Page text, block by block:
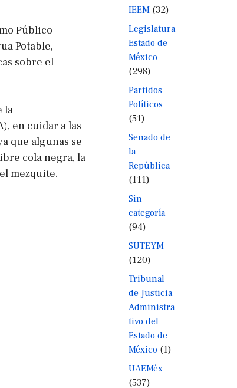
Público
Potable,
sobre el
la
en cuidar a las
que algunas se
cola negra, la
mezquite.
IEEM (32)
Legislatura
Estado de
México
(298)
Partidos
Políticos
(51)
Senado de
la
República
(111)
Sin
categoría
(94)
SUTEYM
(120)
Tribunal
de Justicia
Administra
tivo del
Estado de
México (1)
UAEMéx
(537)